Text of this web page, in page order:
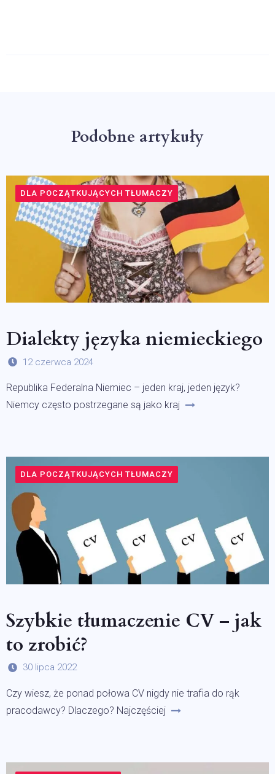
Podobne artykuły
DLA POCZĄTKUJĄCYCH TŁUMACZY
Dialekty języka niemieckiego
12 czerwca 2024
Republika Federalna Niemiec – jeden kraj, jeden język?
Niemcy często postrzegane są jako kraj
DLA POCZĄTKUJĄCYCH TŁUMACZY
Szybkie tłumaczenie CV – jak
to zrobić?
30 lipca 2022
Czy wiesz, że ponad połowa CV nigdy nie trafia do rąk
pracodawcy? Dlaczego? Najczęściej